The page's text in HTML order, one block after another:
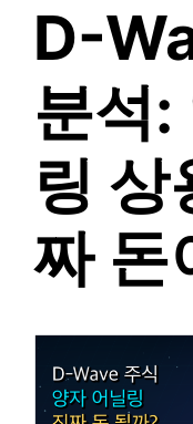
D-
분석:
링 상
짜 돈